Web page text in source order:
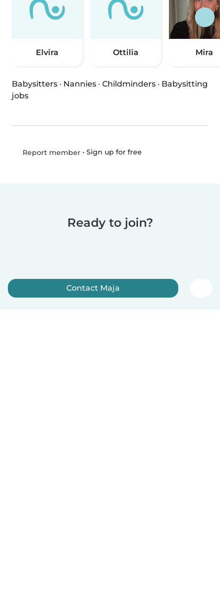
Elvira Ottilia Mira
Babysitters · Nannies · Childminders · Babysitting
jobs
Report member• Sign up for free
Ready to join?
Contact Maja